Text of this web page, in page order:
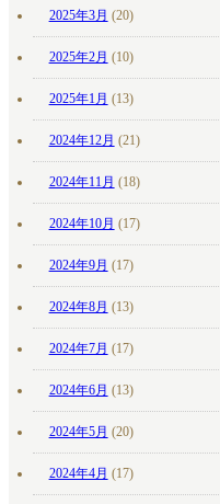
2025年3月 (20)
2025年2月 (10)
2025年1月 (13)
2024年12月 (21)
2024年11月 (18)
2024年10月 (17)
2024年9月 (17)
2024年8月 (13)
2024年7月 (17)
2024年6月 (13)
2024年5月 (20)
2024年4月 (17)